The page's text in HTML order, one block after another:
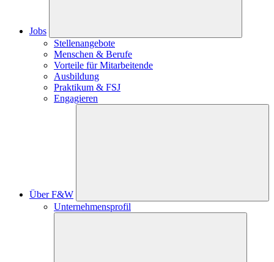
Jobs
Stellenangebote
Menschen & Berufe
Vorteile für Mitarbeitende
Ausbildung
Praktikum & FSJ
Engagieren
Über F&W
Unternehmensprofil